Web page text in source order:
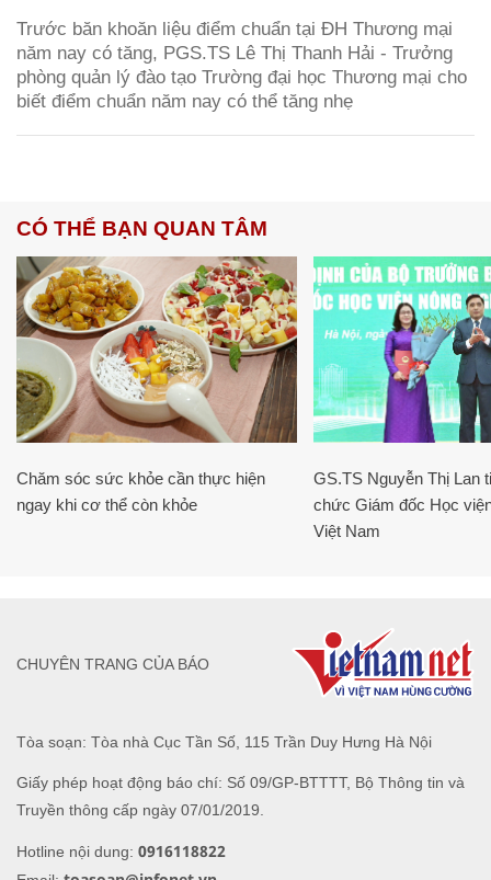
Trước băn khoăn liệu điểm chuẩn tại ĐH Thương mại
năm nay có tăng, PGS.TS Lê Thị Thanh Hải - Trưởng
phòng quản lý đào tạo Trường đại học Thương mại cho
biết điểm chuẩn năm nay có thể tăng nhẹ
CÓ THỂ BẠN QUAN TÂM
Chăm sóc sức khỏe cần thực hiện
ngay khi cơ thể còn khỏe
GS.TS Nguyễn Thị Lan
chức Giám đốc Học
Việt Nam
Tòa soạn: Tòa nhà Cục Tần Số, 115 Trần Duy Hưng Hà Nội
Giấy phép hoạt động báo chí: Số 09/GP-BTTTT, Bộ Thông tin và
Truyền thông cấp ngày 07/01/2019.
Hotline nội dung: 0916118822
CHUYÊN TRANG CỦA BÁO